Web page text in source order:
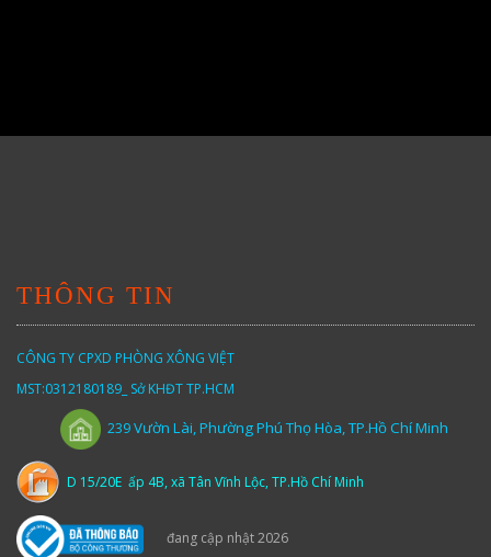
THÔNG TIN
CÔNG TY CPXD PHÒNG XÔNG VIỆT
MST:0312180189_ Sở KHĐT TP.HCM
239Vườn Lài,Phường Phú Thọ Hòa, TP.Hồ Chí Minh
D 15/20E ấp 4B, xã Tân Vĩnh Lộc, TP.Hồ Chí Minh
đang cập nhật 2026